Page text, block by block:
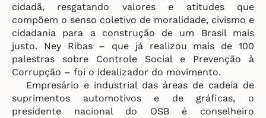
cidadã, resgatando valores e atitudes que
compõem o senso coletivo de moralidade, civismo e
cidadania para a construção de um Brasil mais
justo. Ney Ribas – que já realizou mais de 100
palestras sobre Controle Social e Prevenção à
Corrupção – foi o idealizador do movimento.
Empresário e industrial das áreas de cadeia de
suprimentos automotivos e de gráficas, o
presidente nacional do OSB é conselheiro